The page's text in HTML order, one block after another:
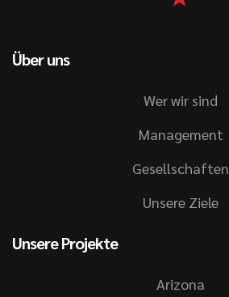
Über uns
Wer wir sind
Management
Gesellschaften
Unsere Ziele
Unsere Projekte
Arizona